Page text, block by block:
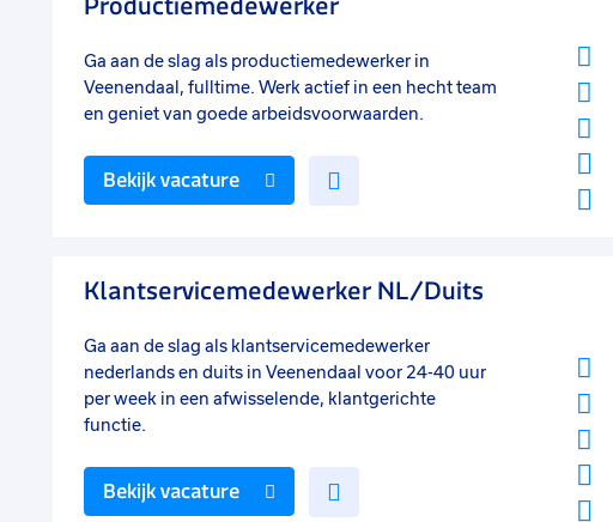
Ga aan de slag als productiemedewerker in
Veenendaal, fulltime. Werk actief in een hecht team
en geniet van goede arbeidsvoorwaarden.
Bekijk vacature
Klantservicemedewerker NL/Duits
Ga aan de slag als klantservicemedewerker
nederlands en duits in Veenendaal voor 24-40 uur
per week in een afwisselende, klantgerichte
functie.
Bekijk vacature